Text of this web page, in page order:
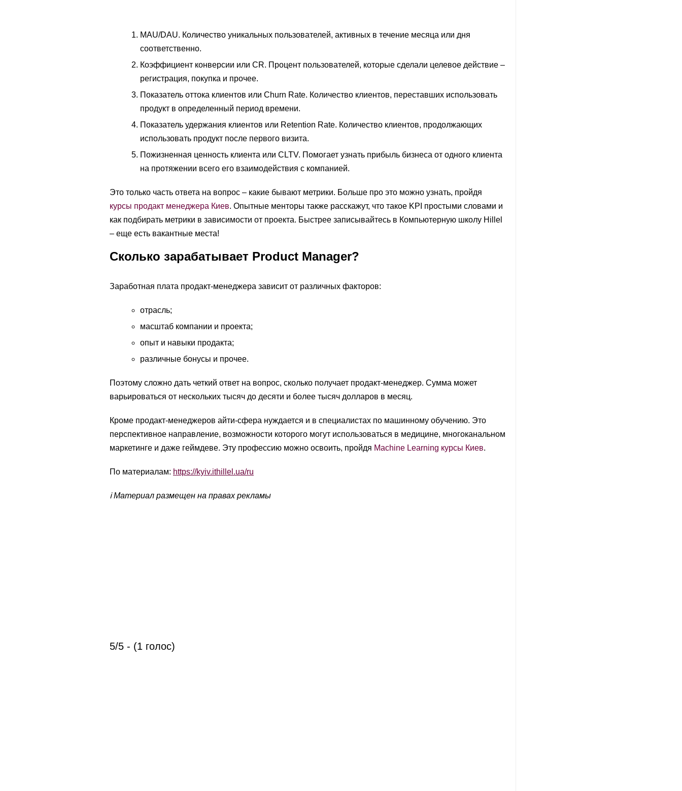
MAU/DAU. Количество уникальных пользователей, активных в течение месяца или дня
соответственно.
Коэффициент конверсии или CR. Процент пользователей, которые сделали целевое действие –
регистрация, покупка и прочее.
Показатель оттока клиентов или Churn Rate. Количество клиентов, переставших использовать
продукт в определенный период времени.
Показатель удержания клиентов или Retention Rate. Количество клиентов, продолжающих
использовать продукт после первого визита.
Пожизненная ценность клиента или CLTV. Помогает узнать прибыль бизнеса от одного клиента
на протяжении всего его взаимодействия с компанией.
Это только часть ответа на вопрос – какие бывают метрики. Больше про это можно узнать, пройдя
курсы продакт менеджера Киев. Опытные менторы также расскажут, что такое KPI простыми словами и
как подбирать метрики в зависимости от проекта. Быстрее записывайтесь в Компьютерную школу Hillel
– еще есть вакантные места!
Cколько зарабатывает Product Manager?
Заработная плата продакт-менеджера зависит от различных факторов:
отрасль;
масштаб компании и проекта;
опыт и навыки продакта;
различные бонусы и прочее.
Поэтому сложно дать четкий ответ на вопрос, сколько получает продакт-менеджер. Сумма может
варьироваться от нескольких тысяч до десяти и более тысяч долларов в месяц.
Кроме продакт-менеджеров айти-сфера нуждается и в специалистах по машинному обучению. Это
перспективное направление, возможности которого могут использоваться в медицине, многоканальном
маркетинге и даже геймдеве. Эту профессию можно освоить, пройдя Machine Learning курсы Киев.
По материалам: https://kyiv.ithillel.ua/ru
ℹ️ Материал размещен на правах рекламы
5/5 - (1 голос)